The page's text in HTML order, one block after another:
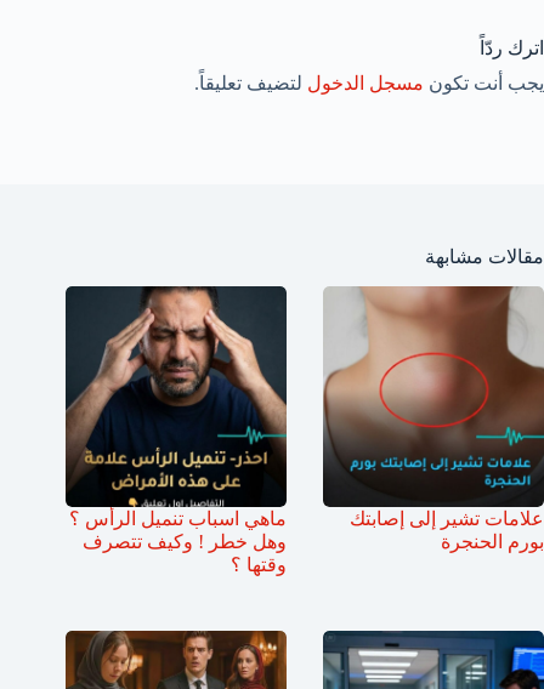
اترك ردّاً
يجب أنت تكون مسجل الدخول لتضيف تعليقاً.
مقالات مشابهة
علامات تشير إلى إصابتك
بورم الحنجرة
ماهي اسباب تنميل الرأس ؟
وهل خطر ! وكيف تتصرف
وقتها ؟